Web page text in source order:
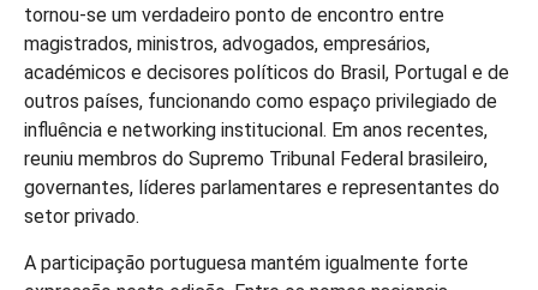
tornou-se um verdadeiro ponto de encontro entre
magistrados, ministros, advogados, empresários,
académicos e decisores políticos do Brasil, Portugal e de
outros países, funcionando como espaço privilegiado de
influência e networking institucional. Em anos recentes,
reuniu membros do Supremo Tribunal Federal brasileiro,
governantes, líderes parlamentares e representantes do
setor privado.
A participação portuguesa mantém igualmente forte